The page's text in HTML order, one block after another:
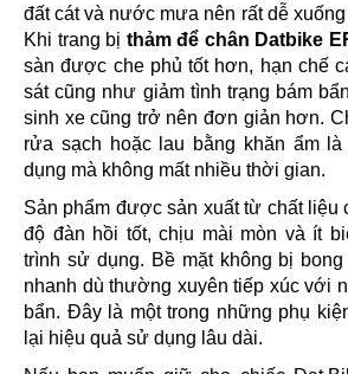
đất cát và nước mưa nên rất dễ
Khi trang bị thảm để chân Datbike
sàn được che phủ tốt hơn, hạn chế
sát cũng như giảm tình trạng bám
sinh xe cũng trở nên đơn giản hơn.
rửa sạch hoặc lau bằng khăn ẩm
dụng mà không mất nhiều thời gian.
Sản phẩm được sản xuất từ chất liệu
độ đàn hồi tốt, chịu mài mòn và ít
trình sử dụng. Bề mặt không bị
nhanh dù thường xuyên tiếp xúc với
bẩn. Đây là một trong những phụ
lại hiệu quả sử dụng lâu dài.